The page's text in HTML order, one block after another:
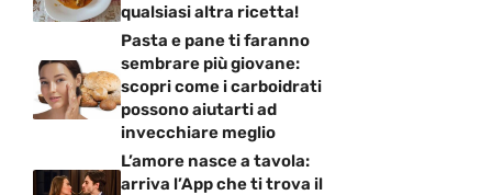
qualsiasi altra ricetta!
Pasta e pane ti faranno
sembrare più giovane:
scopri come i carboidrati
possono aiutarti ad
invecchiare meglio
L’amore nasce a tavola:
arriva l’App che ti trova il